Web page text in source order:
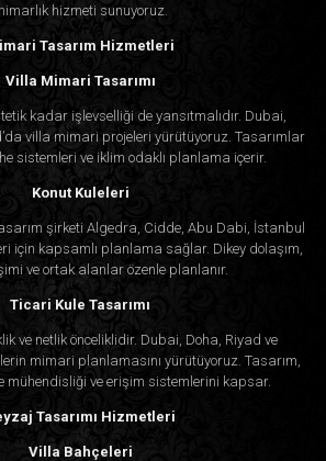
hizmeti sunuyoruz.
Tasarım Hizmetleri
Villa Mimari Tasarımı
kadar işlevselliği de yansıtmalıdır. Dubai,
villa mimari projeleri yürütüyoruz. Tasarımlar
sistemleri ve iklim odaklı planlama içerir.
Konut Kuleleri
şirketi Algedra, Cidde, Abu Dabi, İstanbul
için kapsamlı planlama sağlar. Dikey dolaşım,
ve ortak alanlar özenle planlanır.
Ticari Kule Tasarımı
ve netlik önceliklidir. Dubai, Doha, Riyad ve
mimari planlamasını yürütüyoruz. Tasarım,
mühendisliği ve erişim sistemlerini kapsar.
Tasarımı Hizmetleri
Villa Bahçeleri